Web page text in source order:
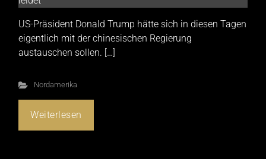
US-Präsident Donald Trump hätte sich in diesen Tagen
eigentlich mit der chinesischen Regierung
austauschen sollen. […]
Nordamerika
Weiterlesen